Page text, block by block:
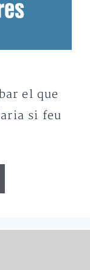
el que
si feu